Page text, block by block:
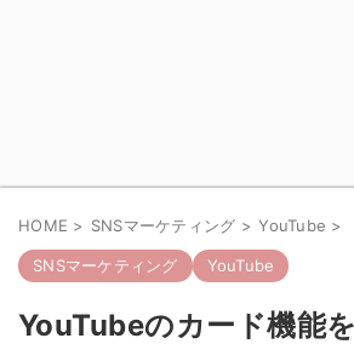
HOME > SNSマーケティング > YouTube >
SNSマーケティング YouTube
YouTubeのカード機能